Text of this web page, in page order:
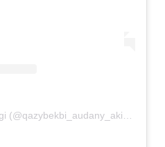
Qazybek BI Audany akimdigi (@qazybekbi_audany_akimdigi)жарияланымы